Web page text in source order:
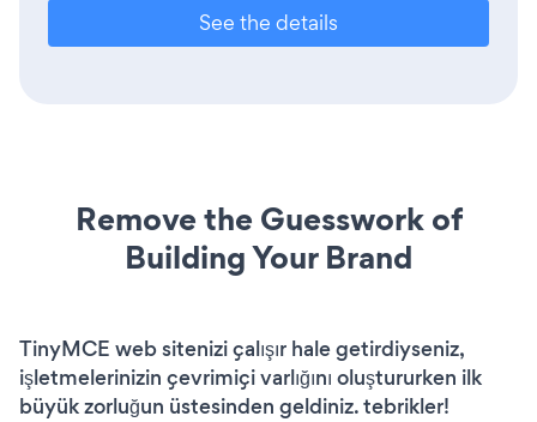
See the details
Remove the Guesswork of
Building Your Brand
TinyMCE web sitenizi çalışır hale getirdiyseniz,
işletmelerinizin çevrimiçi varlığını oluştururken ilk
büyük zorluğun üstesinden geldiniz. tebrikler!